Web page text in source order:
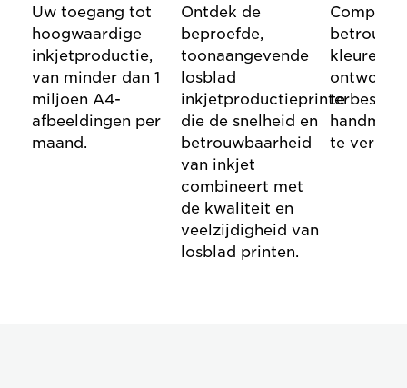
Uw toegang tot
hoogwaardige
inkjetproductie,
van minder dan 1
miljoen A4-
afbeeldingen per
maand.
Ontdek de
beproefde,
toonaangevende
losblad
inkjetproductieprinter
die de snelheid en
betrouwbaarheid
van inkjet
combineert met
de kwaliteit en
veelzijdigheid van
losblad printen.
te
te